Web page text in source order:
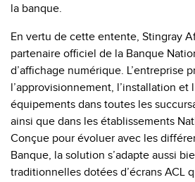
la banque.
En vertu de cette entente, Stingray
partenaire officiel de la Banque
d’affichage numérique. L’entreprise
l’approvisionnement, l’installation et
équipements dans toutes les
ainsi que dans les établissements
Conçue pour évoluer avec les
Banque, la solution s’adapte aussi
traditionnelles dotées d’écrans ACL